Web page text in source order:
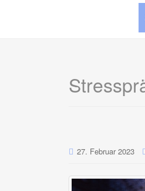
27. Februar 2023